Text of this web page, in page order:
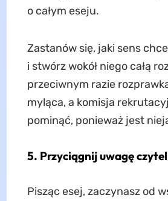
o całym eseju.
Zastanów się, jaki sens
i stwórz wokół niego całą
przeciwnym razie
myląca, a komisja
pominąć, ponieważ jest
5. Przyciągnij uwagę
Pisząc esej, zaczynasz od